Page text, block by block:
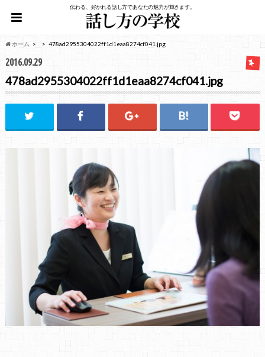
伝わる、好かれる話し方であなたの魅力が輝きます。
ホーム 478ad2955304022ff1d1eaa8274cf041.jpg
2016.09.29
478ad2955304022ff1d1eaa8274cf041.jpg